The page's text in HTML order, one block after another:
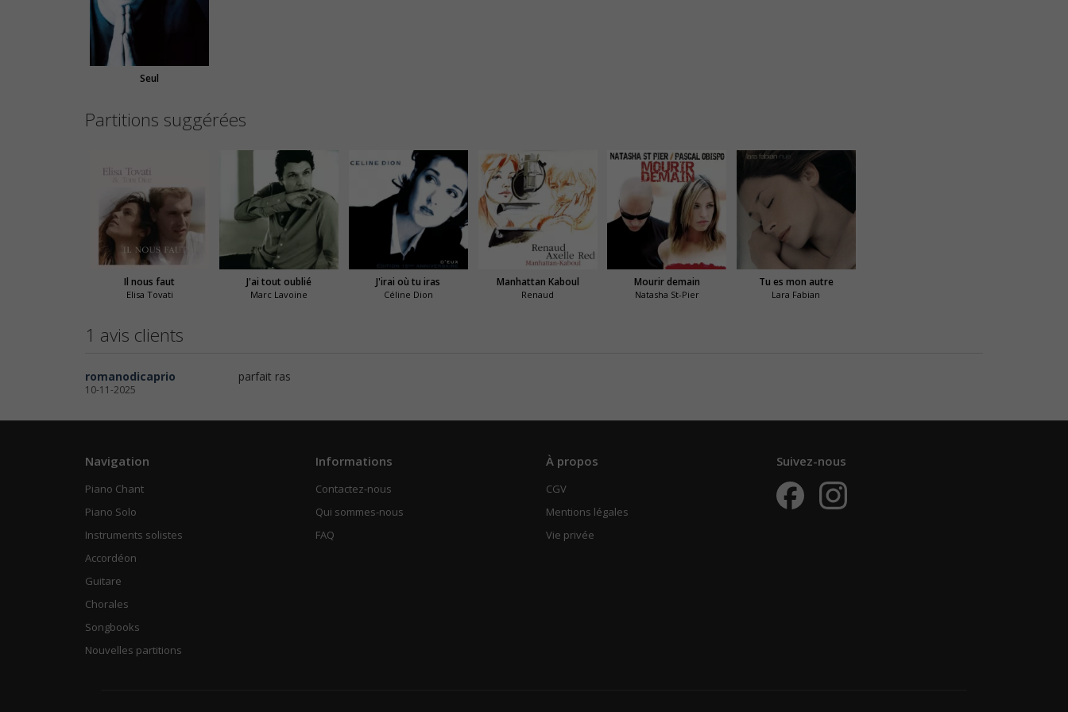
Seul
Partitions suggérées
Il nous faut
Elisa Tovati
J'ai tout oublié
Marc Lavoine
J'irai où tu iras
Céline Dion
Manhattan Kaboul
Renaud
Mourir demain
Natasha St-Pier
Tu es mon autre
Lara Fabian
1 avis clients
romanodicaprio
10-11-2025
parfait ras
Navigation
Piano Chant
Piano Solo
Instruments solistes
Accordéon
Guitare
Chorales
Songbooks
Nouvelles partitions
Informations
Contactez-nous
Qui sommes-nous
FAQ
À propos
CGV
Mentions légales
Vie privée
Suivez-nous